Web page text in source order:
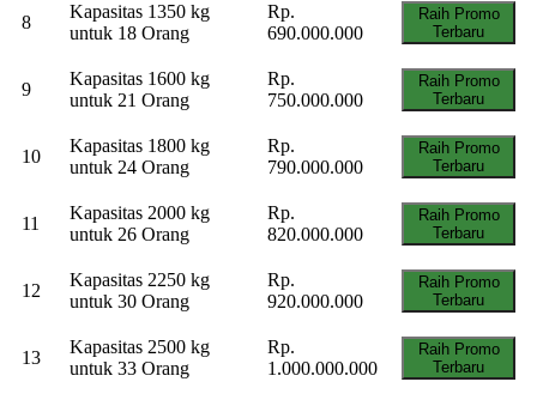
8
Kapasitas 1350 kg
untuk 18 Orang
Rp.
690.000.000
Raih Promo
Terbaru
9
Kapasitas 1600 kg
untuk 21 Orang
Rp.
750.000.000
Raih Promo
Terbaru
10
Kapasitas 1800 kg
untuk 24 Orang
Rp.
790.000.000
Raih Promo
Terbaru
11
Kapasitas 2000 kg
untuk 26 Orang
Rp.
820.000.000
Raih Promo
Terbaru
12
Kapasitas 2250 kg
untuk 30 Orang
Rp.
920.000.000
Raih Promo
Terbaru
13
Kapasitas 2500 kg
untuk 33 Orang
Rp.
1.000.000.000
Raih Promo
Terbaru